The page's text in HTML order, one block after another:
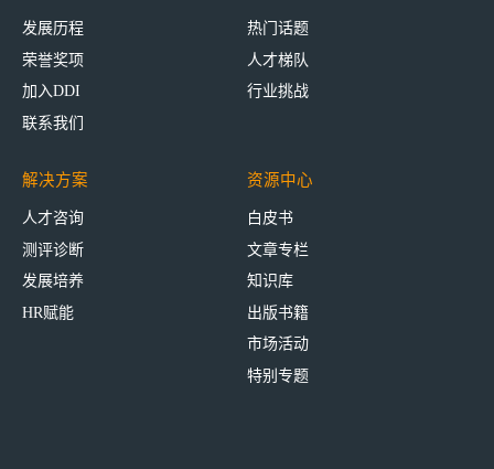
发展历程
荣誉奖项
加入DDI
联系我们
热门话题
人才梯队
行业挑战
解决方案
人才咨询
测评诊断
发展培养
HR赋能
资源中心
白皮书
文章专栏
知识库
出版书籍
市场活动
特别专题